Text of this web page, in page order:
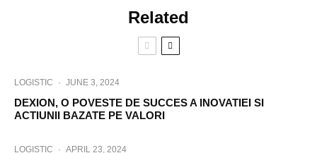
Related
LOGISTIC · JUNE 3, 2024
DEXION, O POVESTE DE SUCCES A INOVATIEI SI
ACTIUNII BAZATE PE VALORI
LOGISTIC · APRIL 23, 2024